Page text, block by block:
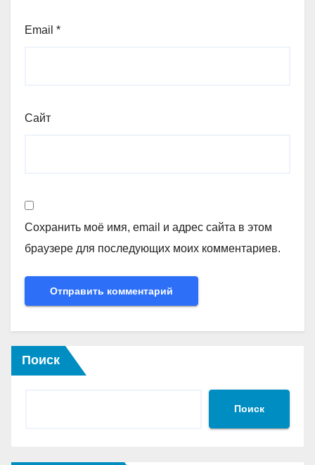
Email *
Сайт
Сохранить моё имя, email и адрес сайта в этом
браузере для последующих моих комментариев.
Поиск
Поиск